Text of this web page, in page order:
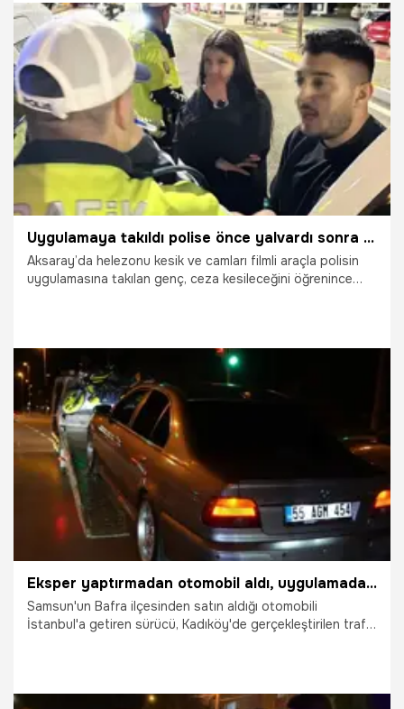
22.05.2026 Magazin
Uygulamaya takıldı polise önce yalvardı sonra küfürler edip kaçtı
Aksaray’da helezonu kesik ve camları filmli araçla polisin
uygulamasına takılan genç, ceza kesileceğini öğrenince
yaya olarak kaçtı. Anbean kameralara yansıyan kovalama
sonrası yakalanan genç gözaltına alındı.
21.05.2026 Gündem
Eksper yaptırmadan otomobil aldı, uygulamada hayatının şokunu yaşadı
Samsun'un Bafra ilçesinden satın aldığı otomobili
İstanbul'a getiren sürücü, Kadıköy'de gerçekleştirilen trafik